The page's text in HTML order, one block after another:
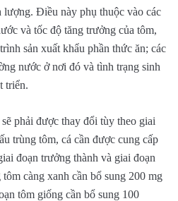
Điều này phụ thuộc vào các
và tốc độ tăng trưởng của tôm,
sản xuất khẩu phần thức ăn; các
nước ở nơi đó và tình trạng sinh
triển.
phải được thay đổi tùy theo giai
trùng tôm, cá cần được cung cấp
đoạn trưởng thành và giai đoạn
càng xanh cần bổ sung 200 mg
tôm giống cần bổ sung 100